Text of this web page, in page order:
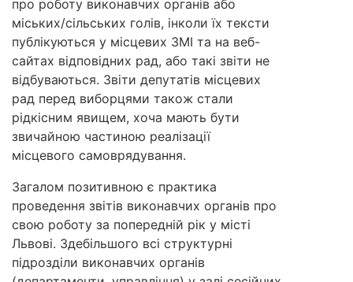
про роботу виконавчих органів або
міських/сільських голів, інколи їх тексти
публікуються у місцевих ЗМІ та на веб-
сайтах відповідних рад, або такі звіти не
відбуваються. Звіти депутатів місцевих
рад перед виборцями також стали
рідкісним явищем, хоча мають бути
звичайною частиною реалізації
місцевого самоврядування.
Загалом позитивною є практика
проведення звітів виконавчих органів про
свою роботу за попередній рік у місті
Львові. Здебільшого всі структурні
підрозділи виконавчих органів